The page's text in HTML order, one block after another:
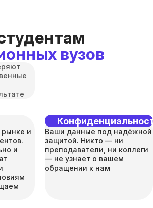
вузов
и
и
Ваши данные под надёжной
защитой. Никто — ни
преподаватели, ни коллеги
— не узнает о вашем
обращении к нам